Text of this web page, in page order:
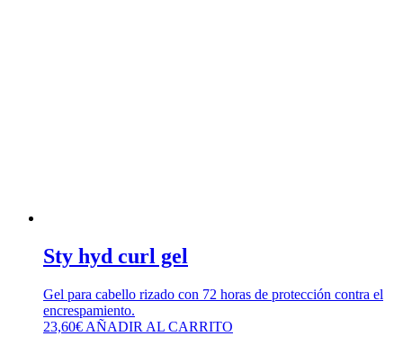
Sty hyd curl gel
Gel para cabello rizado con 72 horas de protección contra el
encrespamiento.
23,60€ AÑADIR AL CARRITO